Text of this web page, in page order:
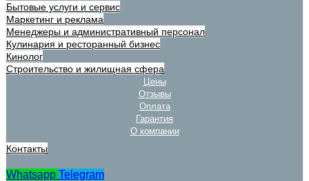
Бытовые услуги и сервис
Маркетинг и реклама
Менеджеры и административный персонал
Кулинария и ресторанный бизнес
Кинолог
Строительство и жилищная сфера
Цены
Отзывы
Оплата
Гарантия
О компании
Контакты
Whatsapp Telegram